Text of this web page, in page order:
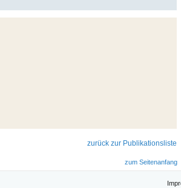
zurück zur Publikationsliste
zum Seitenanfang